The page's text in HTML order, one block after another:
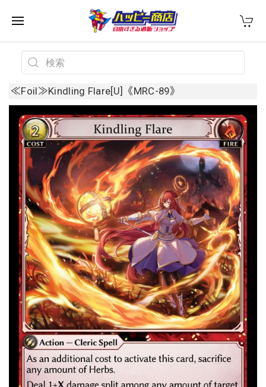
≪Foil≫Kindling Flare[U]《MRC-89》